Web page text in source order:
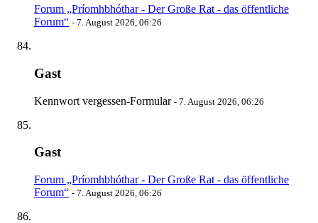
Forum „Príomhbhóthar - Der Große Rat - das öffentliche
Forum“ - 7. August 2026, 06:26
Gast
Kennwort vergessen-Formular - 7. August 2026, 06:26
Gast
Forum „Príomhbhóthar - Der Große Rat - das öffentliche
Forum“ - 7. August 2026, 06:26